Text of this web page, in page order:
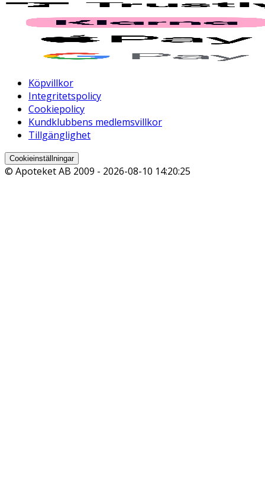
Köpvillkor
Integritetspolicy
Cookiepolicy
Kundklubbens medlemsvillkor
Tillgänglighet
Cookieinställningar
© Apoteket AB 2009 - 2026-08-10 14:20:25